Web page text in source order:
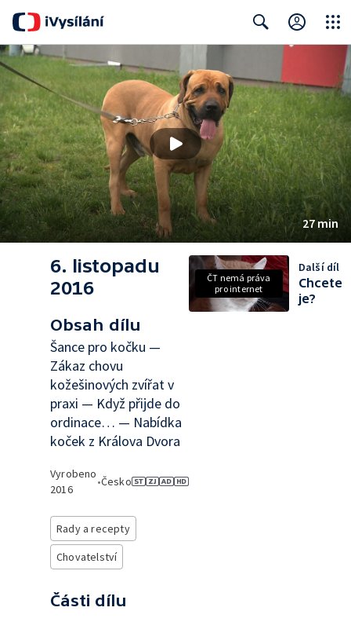
27 min
6. listopadu
2016
Obsah dílu
Šance pro kočku —
Zákaz chovu
kožešinových zvířat v
praxi — Když přijde do
ordinace… — Nabídka
koček z Králova Dvora
Vyrobeno
2016
•Česko
Rady a recepty
Chovatelství
Části dílu
ČT nemá práva
pro internet
Další díl
Chcete
je?